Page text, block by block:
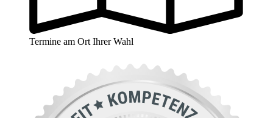
Termine am Ort Ihrer Wahl